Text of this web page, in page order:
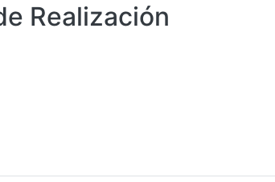
Realización